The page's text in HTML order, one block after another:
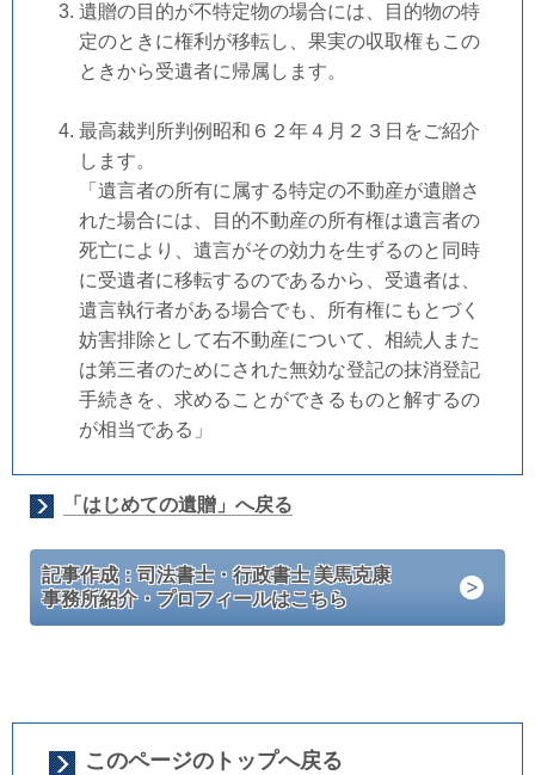
遺贈の目的が不特定物の場合には、目的物の特
定のときに権利が移転し、果実の収取権もこの
ときから受遺者に帰属します。
最高裁判所判例昭和６２年４月２３日をご紹介
します。
「遺言者の所有に属する特定の不動産が遺贈さ
れた場合には、目的不動産の所有権は遺言者の
死亡により、遺言がその効力を生ずるのと同時
に受遺者に移転するのであるから、受遺者は、
遺言執行者がある場合でも、所有権にもとづく
妨害排除として右不動産について、相続人また
は第三者のためにされた無効な登記の抹消登記
手続きを、求めることができるものと解するの
が相当である」
「はじめての遺贈」へ戻る
記事作成：司法書士・行政書士 美馬克康
事務所紹介・プロフィールはこちら
このページのトップへ戻る